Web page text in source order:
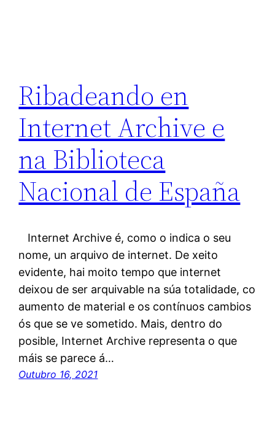
Ribadeando en
Internet Archive e
na Biblioteca
Nacional de España
Internet Archive é, como o indica o seu
nome, un arquivo de internet. De xeito
evidente, hai moito tempo que internet
deixou de ser arquivable na súa totalidade, co
aumento de material e os contínuos cambios
ós que se ve sometido. Mais, dentro do
posible, Internet Archive representa o que
máis se parece á…
Outubro 16, 2021